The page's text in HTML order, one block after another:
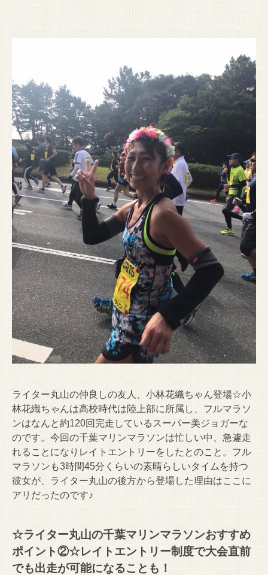
ライター丸山の仲良しの友人、小林花織ちゃん登場☆小
林花織ちゃんは高校時代は陸上部に所属し、フルマラソ
ンはなんと約120回完走しているスーパー美ジョガーな
のです。今回の千葉マリンマラソンは忙しい中、急遽走
れることになりレイトエントリーをしたとのこと。フル
マラソンも3時間45分くらいの素晴らしいタイムを持つ
彼女が、ライター丸山の後方から登場した理由はここに
アリだったのです♪
☆ライター丸山の千葉マリンマラソンおすすめ
ポイント②☆レイトエントリー制度で大会直前
でも出走が可能になることも！